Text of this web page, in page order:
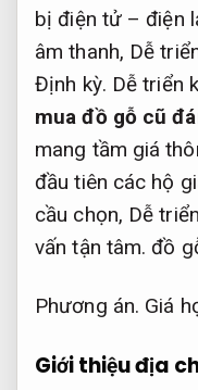
bị điện tử – điện
âm thanh, Dễ
Định kỳ. Dễ triển
mua đồ gỗ cũ
mang tầm giá
đầu tiên các hộ
cầu chọn, Dễ
vấn tận tâm. đồ
Phương án. Giá
Giới thiệu địa